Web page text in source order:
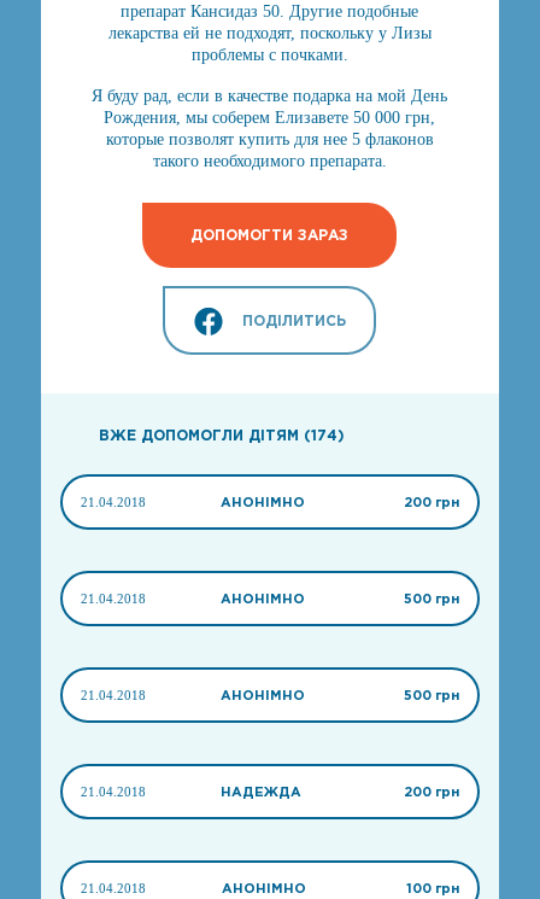
препарат Кансидаз 50. Другие подобные
лекарства ей не подходят, поскольку у Лизы
проблемы с почками.
Я буду рад, если в качестве подарка на мой День
Рождения, мы соберем Елизавете 50 000 грн,
которые позволят купить для нее 5 флаконов
такого необходимого препарата.
ДОПОМОГТИ ЗАРАЗ
ПОДІЛИТИСЬ
ВЖЕ ДОПОМОГЛИ ДІТЯМ (174)
21.04.2018 АНОНІМНО 200 грн
21.04.2018 АНОНІМНО 500 грн
21.04.2018 АНОНІМНО 500 грн
21.04.2018 НАДЕЖДА 200 грн
21.04.2018 АНОНІМНО 100 грн